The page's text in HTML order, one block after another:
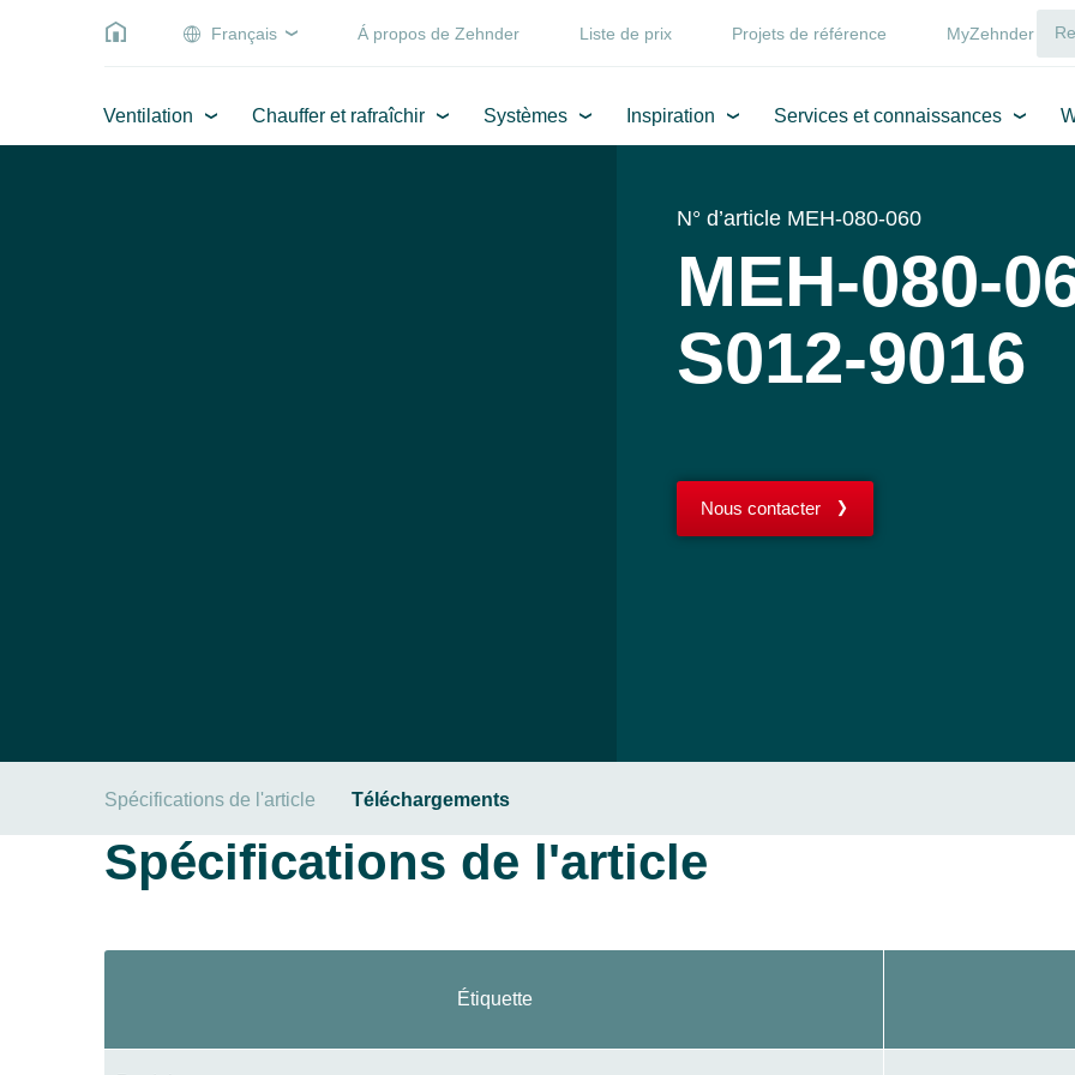
Français Á propos de Zehnder Liste de prix Projets de référence MyZehnder
Ventilation Chauffer et rafraîchir Systèmes Inspiration Services et connaissances
N° d’article MEH-080-060
MEH-080-
S012-9016
Nous contacter
Spécifications de l'article Téléchargements
Spécifications de l'article
Étiquette